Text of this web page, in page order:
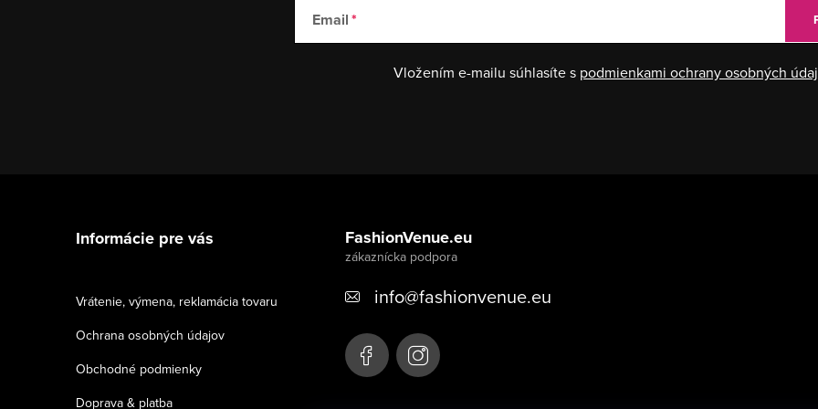
Email
Vložením e-mailu súhlasíte s podmienkami ochrany osobných
Informácie pre vás
Vrátenie, výmena, reklamácia tovaru
Ochrana osobných údajov
Obchodné podmienky
Doprava & platba
FashionVenue.eu
info@fashionvenue.eu